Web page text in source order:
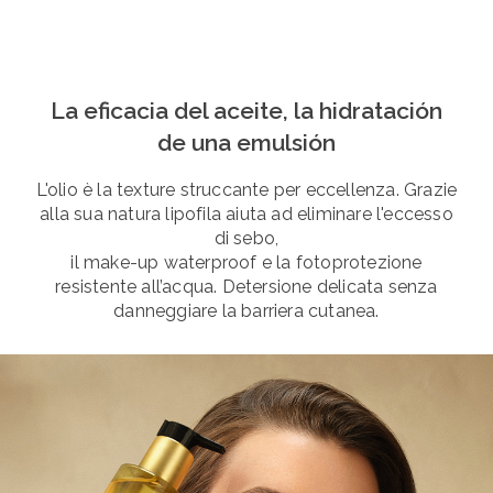
La eficacia del aceite, la hidratación
de una emulsión
L'olio è la texture struccante per eccellenza. Grazie
alla sua natura lipofila aiuta ad eliminare l'eccesso
di sebo,
il make-up waterproof e la fotoprotezione
resistente all’acqua. Detersione delicata senza
danneggiare la barriera cutanea.